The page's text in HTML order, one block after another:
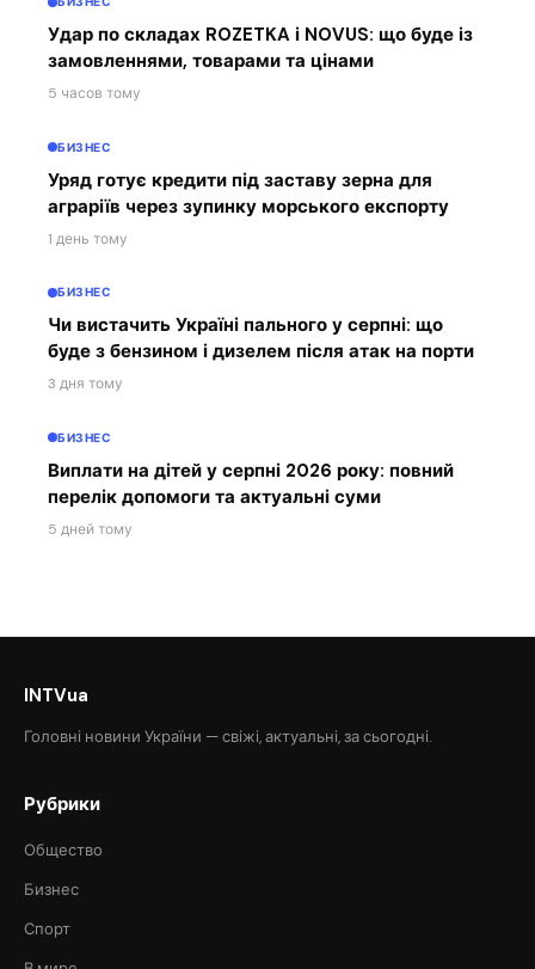
Удар по складах ROZETKA і NOVUS: що буде із
замовленнями, товарами та цінами
5 часов тому
БИЗНЕС
Уряд готує кредити під заставу зерна для
аграріїв через зупинку морського експорту
1 день тому
БИЗНЕС
Чи вистачить Україні пального у серпні: що
буде з бензином і дизелем після атак на порти
3 дня тому
БИЗНЕС
Виплати на дітей у серпні 2026 року: повний
перелік допомоги та актуальні суми
5 дней тому
INTVua
Головні новини України — свіжі, актуальні, за сьогодні.
Рубрики
Общество
Бизнес
Спорт